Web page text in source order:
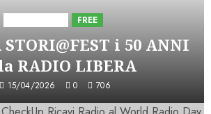
FREE
i 50 ANNI
RADIO LIBERA
15/04/2026 0 706